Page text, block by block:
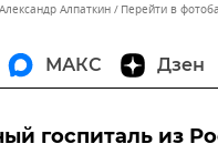
Алпаткин Перейти в
МАКС Дзен
госпиталь из